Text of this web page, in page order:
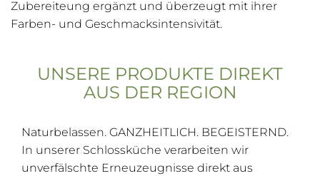
Zubereiteung ergänzt und überzeugt mit ihrer
Farben- und Geschmacksintensivität.
UNSERE PRODUKTE DIREKT
AUS DER REGION
Naturbelassen. GANZHEITLICH. BEGEISTERND.
In unserer Schlossküche verarbeiten wir
unverfälschte Erneuzeugnisse direkt aus